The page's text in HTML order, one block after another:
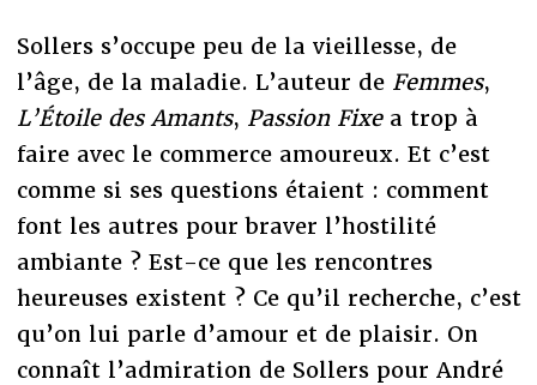
Sollers s’occupe peu de la vieillesse, de
l’âge, de la maladie. L’auteur de Femmes,
L’Étoile des Amants, Passion Fixea trop à
faire avec le commerce amoureux. Et c’est
comme si ses questions étaient : comment
font les autres pour braver l’hostilité
ambiante ? Est-ce que les rencontres
heureuses existent ? Ce qu’il recherche, c’est
qu’on lui parle d’amour et de plaisir. On
connaît l’admiration de Sollers pour André